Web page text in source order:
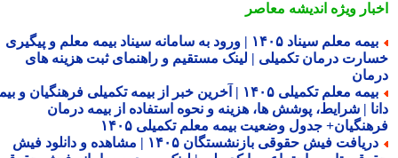
ویژهاندیشه معاصر
بیمه معلم سیناد ۱۴۰۵ | ورود به سامانه سیناد بیمه معلم و پیگیری
درمان تکمیلی | لینک مستقیم و راهنمای ثبت هزینه های
بیمه معلم تکمیلی ۱۴۰۵ | آخرین خبر از بیمه تکمیلی فرهنگیان و بیمه
| شرایط، پوشش ها، هزینه و نحوه استفاده از بیمه درمان
جدول وضعیت بیمه معلم تکمیلی ۱۴۰۵
دریافت فیش حقوقی بازنشستگان ۱۴۰۵ | مشاهده و دانلود فیش